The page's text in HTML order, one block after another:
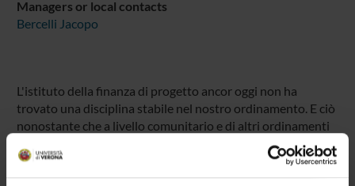
Managers or local contacts
Bercelli Jacopo
L'istituto della finanza di progetto ancor oggi non ha
trovato una disciplina stabile nel nostro ordinamento. E ciò
nonostante che a livello comunitario e di altri ordinamenti
nazionali europei (per esempio quello francese) si tenda a
promuovere questo tipo di collaborazione tra settore
pubblico e privato. La ricerca consisterà nel reperimento e